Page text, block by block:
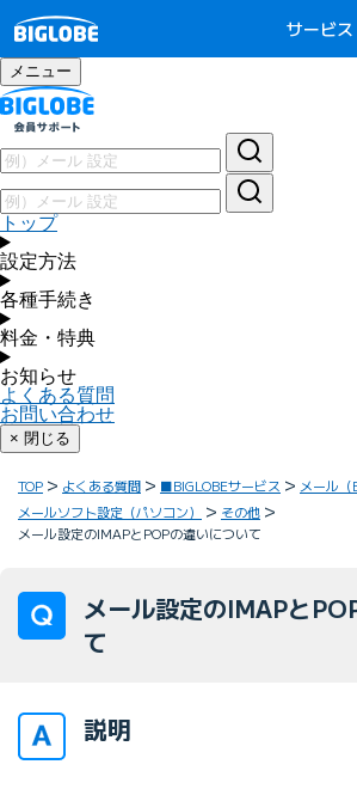
サービス
メニュー
トップ
設定方法
各種手続き
料金・特典
お知らせ
よくある質問
お問い合わせ
× 閉じる
TOP よくある質問 ■BIGLOBEサービス
メール（
メールソフト設定（パソコン）
その他
メール設定のIMAPとPOPの違いについて
メール設定のIMAPと
て
説明